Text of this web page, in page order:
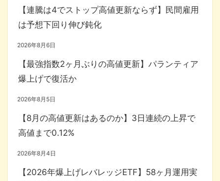
【連騰は4でストップ高値更新ならず】民間雇用
は予想下回り伸び鈍化
2026年8月6日
【最強指数2ヶ月ぶりの高値更新】パランティア
爆上げで復活か
2026年8月5日
【8月の高値更新はあるのか】3日連続の上昇で
高値まで0.12%
2026年8月4日
【2026年爆上げレバレッジETF】58ヶ月運用実